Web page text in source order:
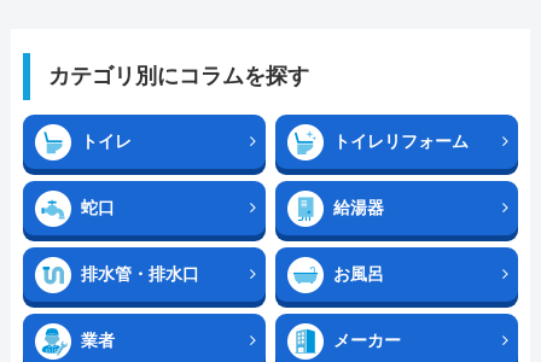
カテゴリ別にコラムを探す
トイレ トイレリフォーム
蛇口 給湯器
排水管・排水口 お風呂
業者 メーカー